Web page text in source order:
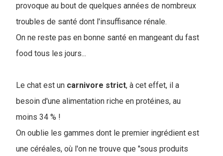
provoque au bout de quelques années de nombreux
troubles de santé dont l'insuffisance rénale.
On ne reste pas en bonne santé en mangeant du fast
food tous les jours...
Le chat est un carnivore strict, à cet effet, il a
besoin d'une alimentation riche en protéines, au
moins 34 % !
On oublie les gammes dont le premier ingrédient est
une céréales, où l'on ne trouve que "sous produits